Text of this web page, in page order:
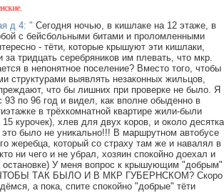
д 4: " Сегодня ночью, в кишлаке на 12 этаже, в
с бейсбольными битами и проломленными
- тёти, которые крышуют эти кишлаки,
за тридцать серебряников им плевать, что мкр.
в непонятное поселение? Вместо того, чтобы
структурами выявлять незаконных жильцов,
что бы лишних при проверке не было. Я
по 96 год и видел, как вполне обыденно в
в трёхкомнатной квартире жили-были
15 курочек), хлев для двух коров, и около десятка
было не уникально!!! В маршрутном автобусе
жеребца, который со страху там же и навалял в
ни чего и не убрал, хозяин спокойно доехал и
У меня вопрос к крышующим "добрым"
ТАК БЫЛО И В МКР ГУБЕРНСКОМ? Скоро
а пока, спите спокойно "добрые" тёти